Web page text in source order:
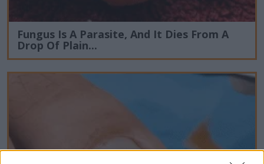
Fungus Is A Parasite, And It Dies From A
Drop Of Plain...